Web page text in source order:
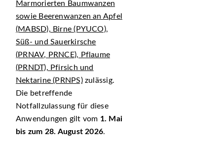
Marmorierten Baumwanzen
sowie Beerenwanzen an Apfel
(MABSD), Birne (PYUCO),
Süß- und Sauerkirsche
(PRNAV, PRNCE), Pflaume
(PRNDT), Pfirsich und
Nektarine (PRNPS)zulässig.
Die betreffende
Notfallzulassung für diese
Anwendungen gilt vom 1. Mai
bis zum 28. August 2026.